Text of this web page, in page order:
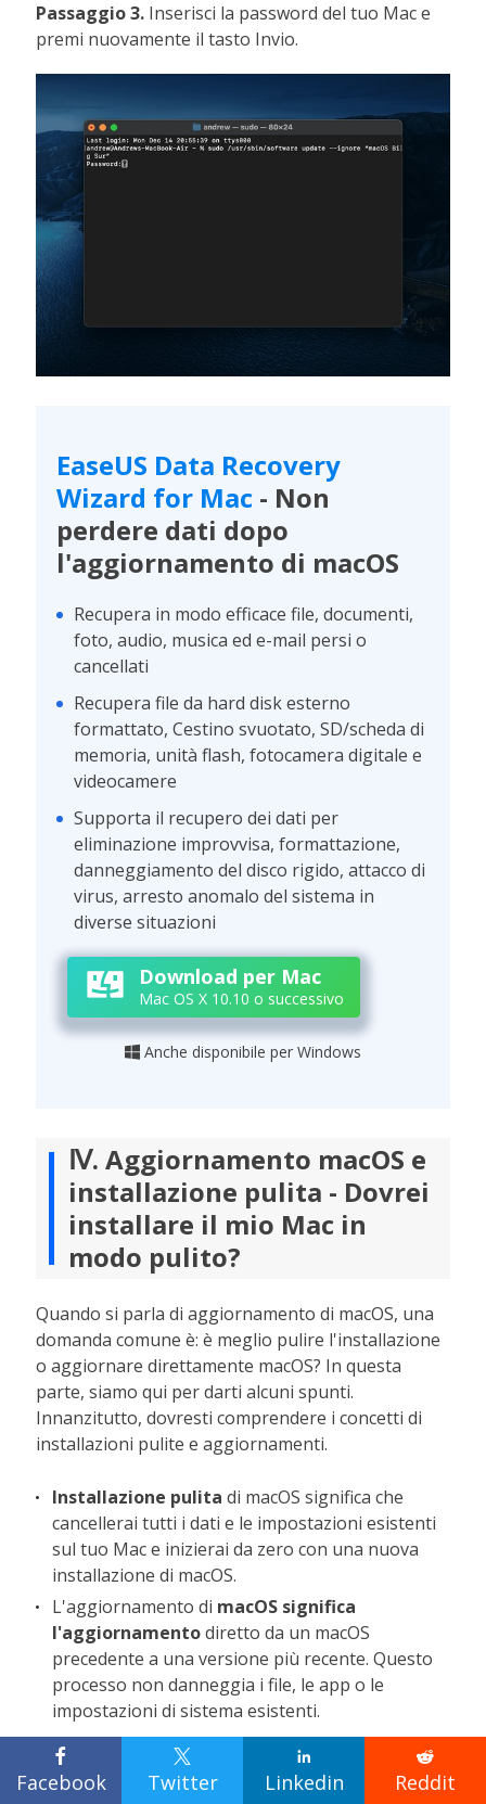

Facebook

Twitter

Linkedin

Reddit
Passaggio 3. Inserisci la password del tuo Mac e
premi nuovamente il tasto Invio.
EaseUS Data Recovery
Wizard for Mac - Non
perdere dati dopo
l'aggiornamento di macOS
Recupera in modo efficace file, documenti,
foto, audio, musica ed e-mail persi o
cancellati
Recupera file da hard disk esterno
formattato, Cestino svuotato, SD/scheda di
memoria, unità flash, fotocamera digitale e
videocamere
Supporta il recupero dei dati per
eliminazione improvvisa, formattazione,
danneggiamento del disco rigido, attacco di
virus, arresto anomalo del sistema in
diverse situazioni
Download per Mac
Mac OS X 10.10 o successivo
 Anche disponibile per Windows
Ⅳ. Aggiornamento macOS e
installazione pulita - Dovrei
installare il mio Mac in
modo pulito?
Quando si parla di aggiornamento di macOS, una
domanda comune è: è meglio pulire l'installazione
o aggiornare direttamente macOS? In questa
parte, siamo qui per darti alcuni spunti.
Innanzitutto, dovresti comprendere i concetti di
installazioni pulite e aggiornamenti.
Installazione pulita di macOS significa che
cancellerai tutti i dati e le impostazioni esistenti
sul tuo Mac e inizierai da zero con una nuova
installazione di macOS.
L'aggiornamento di macOS significa
l'aggiornamentodiretto da un macOS
precedente a una versione più recente. Questo
processo non danneggia i file, le app o le
impostazioni di sistema esistenti.
Il vantaggio di un'installazione pulita è che può
aiutarti a risolvere vari problemi su macOS, come